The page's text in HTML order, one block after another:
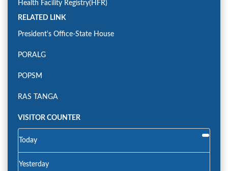
Health Facility Registry(HFR)
RELATED LINK
President's Office-State House
PORALG
POPSM
RAS TANGA
VISITOR COUNTER
Today
Yesterday